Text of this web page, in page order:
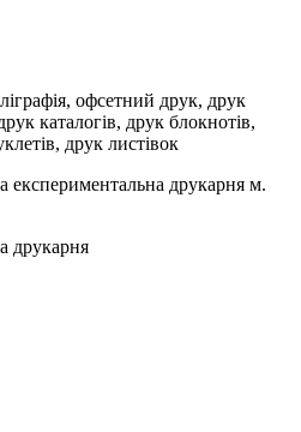
офсетний друк, друк
каталогів, друк блокнотів,
друк листівок
друкарня м.
друкарня